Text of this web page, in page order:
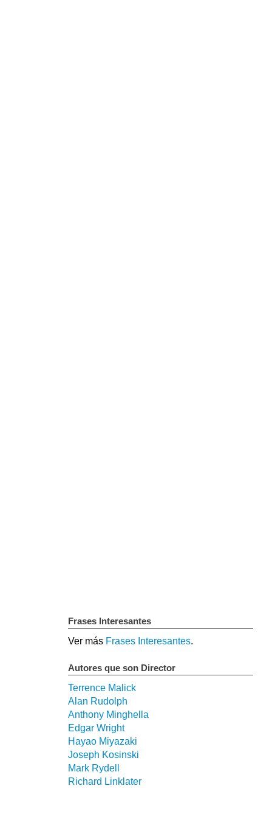
Frases Interesantes
Ver más Frases Interesantes.
Autores que son Director
Terrence Malick
Alan Rudolph
Anthony Minghella
Edgar Wright
Hayao Miyazaki
Joseph Kosinski
Mark Rydell
Richard Linklater